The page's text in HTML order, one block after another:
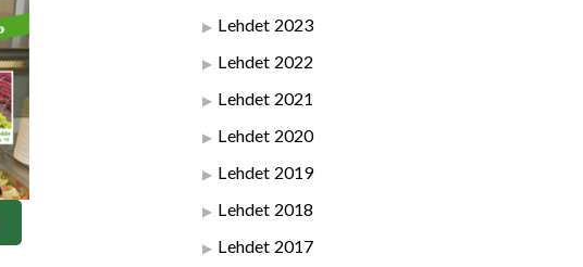
Lehdet 2023
Lehdet 2022
Lehdet 2021
Lehdet 2020
Lehdet 2019
Lehdet 2018
Lehdet 2017